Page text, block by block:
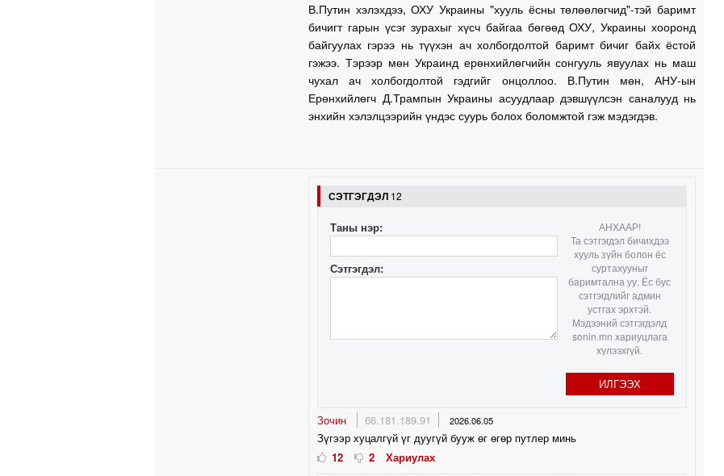
В.Путин хэлэхдээ, ОХУ Украины "хууль ёсны төлөөлөгчид"-тэй баримт
бичигт гарын үсэг зурахыг хүсч байгаа бөгөөд ОХУ, Украины хооронд
байгуулах гэрээ нь түүхэн ач холбогдолтой баримт бичиг байх ёстой
гэжээ. Тэрээр мөн Украинд ерөнхийлөгчийн сонгууль явуулах нь маш
чухал ач холбогдолтой гэдгийг онцоллоо. В.Путин мөн, АНУ-ын
Ерөнхийлөгч Д.Трампын Украины асуудлаар дэвшүүлсэн саналууд нь
энхийн хэлэлцээрийн үндэс суурь болох боломжтой гэж мэдэгдэв.
СЭТГЭГДЭЛ 12
Таны нэр:
Сэтгэгдэл:
АНХААР!
Та сэтгэгдэл бичихдээ
хууль зүйн болон ёс
суртахууныг
баримтална уу. Ёс бус
сэтгэгдлийг админ
устгах эрхтэй.
Мэдээний сэтгэгдэлд
sonin.mn хариуцлага
хүлээхгүй.
ИЛГЭЭХ
Зочин 66.181.189.91 2026.06.05
Зүгээр хуцалгүй үг дуугүй бууж өг өгөр путлер минь
12
2
Хариулах